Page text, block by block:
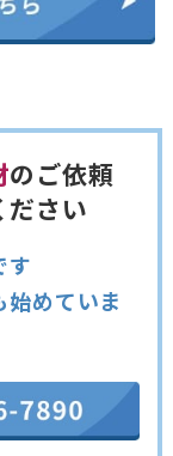
のご依頼
ださい
す
めていま